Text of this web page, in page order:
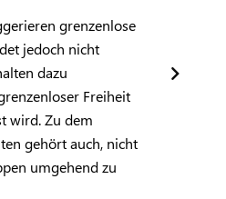
grenzenlose
jedoch nicht
dazu
Freiheit
wird. Zu dem
gehört auch, nicht
umgehend zu